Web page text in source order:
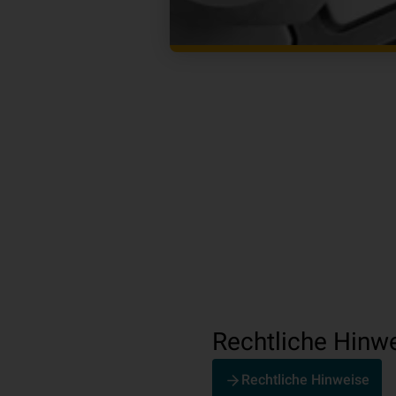
Rechtliche
Rechtliche Hinweise